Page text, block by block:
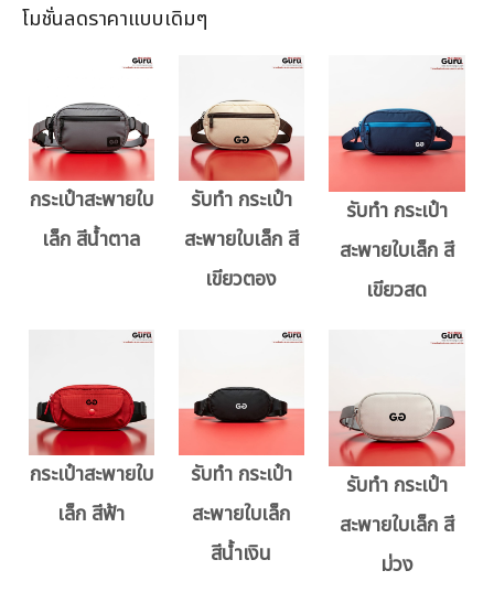
โมชั่นลดราคาแบบเดิมๆ
กระเป๋าสะพายใบ
เล็ก สีน้ำตาล
รับทำ กระเป๋า
สะพายใบเล็ก สี
เขียวตอง
รับทำ กระเป๋า
สะพายใบเล็ก สี
เขียวสด
กระเป๋าสะพายใบ
เล็ก สีฟ้า
รับทำ กระเป๋า
สะพายใบเล็ก
สีน้ำเงิน
รับทำ กระเป๋า
สะพายใบเล็ก สี
ม่วง